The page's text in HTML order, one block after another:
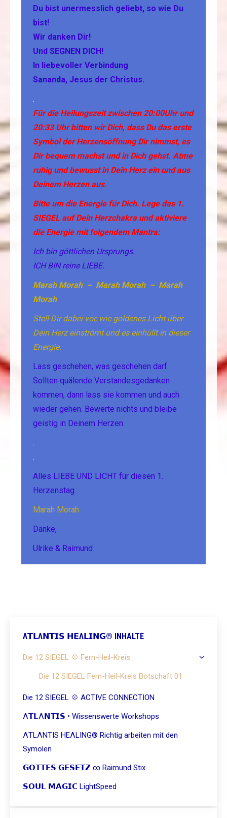
Du bist unermesslich geliebt, so wie Du
bist!
Wir danken Dir!
Und SEGNEN DICH!
In liebevoller Verbindung
Sananda, Jesus der Christus.
.
Für die Heilungszeit zwischen 20:00Uhr und
20:33 Uhr bitten wir Dich, dass Du das erste
Symbol der Herzensöffnung Dir nimmst, es
Dir bequem machst und in Dich gehst. Atme
ruhig und bewusst in Dein Herz ein und aus
Deinem Herzen aus.
Bitte um die Energie für Dich. Lege das 1.
SIEGEL auf Dein Herzchakra und aktiviere
die Energie mit folgendem Mantra:
Ich bin göttlichen Ursprungs.
ICH BIN reine LIEBE.
Marah Morah ~ Marah Morah ~ Marah
Morah
Stell Dir dabei vor, wie goldenes Licht über
Dein Herz einströmt und es einhüllt in dieser
Energie.
Lass geschehen, was geschehen darf.
Sollten quälende Verstandesgedanken
kommen, dann lass sie kommen und auch
wieder gehen. Bewerte nichts und bleibe
geistig in Deinem Herzen.
.
.
Alles LIEBE UND LICHT für diesen 1.
Herzenstag.
Marah Morah
Danke,
Ulrike & Raimund
Λ𝗧𝗟Λ𝗡𝗧𝗜𝗦 𝗛𝗘Λ𝗟𝗜𝗡𝗚® INHALTE
Die 12 SIEGEL 💠 Fern-Heil-Kreis
Die 12 SIEGEL Fern-Heil-Kreis Botschaft 01
Die 12 SIEGEL 💠 ACTIVE CONNECTION
Λ𝗧𝗟Λ𝗡𝗧𝗜𝗦 • Wissenswerte Workshops
ΛTLΛNTIS HEΛLING® Richtig arbeiten mit den
Symolen
𝗚𝗢𝗧𝗧𝗘𝗦 𝗚𝗘𝗦𝗘𝗧𝗭 ∞ Raimund Stix
𝗦𝗢𝗨𝗟 𝗠𝗔𝗚𝗜𝗖 LightSpeed